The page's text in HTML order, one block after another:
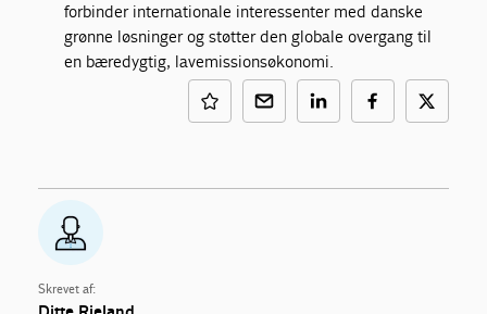
forbinder internationale interessenter med danske
grønne løsninger og støtter den globale overgang til
en bæredygtig, lavemissionsøkonomi.
Skrevet af: